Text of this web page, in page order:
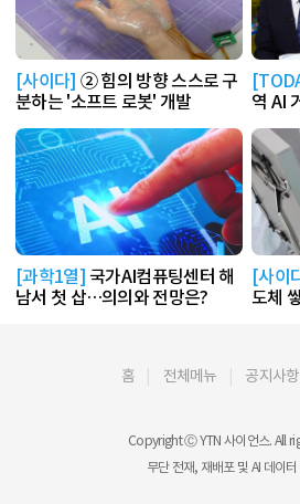
[사이다] ② 힘의 방향 스스로 구
분하는 '소프트 로봇' 개발
역 AI
[과학1열] 국가AI컴퓨팅센터 해
남서 첫 삽…의의와 전망은?
[사이
도체
홈 전체메뉴 공지사항
Copyright Ⓒ YTN 사이언스. All
무단 전재, 재배포 및 AI 데이터